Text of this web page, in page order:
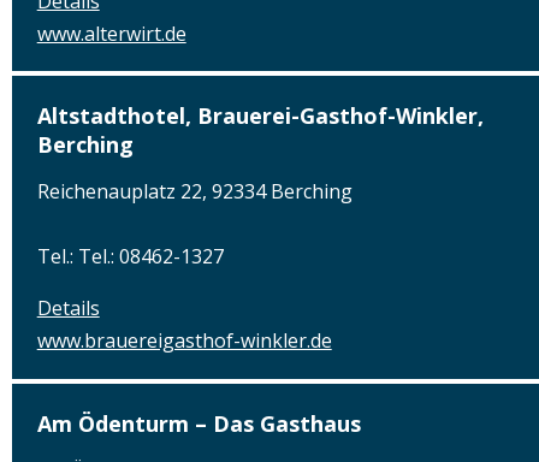
www.alterwirt.de
Altstadthotel, Brauerei-Gasthof-Winkler,
Berching
Reichenauplatz 22, 92334 Berching
Tel.: Tel.: 08462-1327
Details
www.brauereigasthof-winkler.de
Am Ödenturm – Das Gasthaus